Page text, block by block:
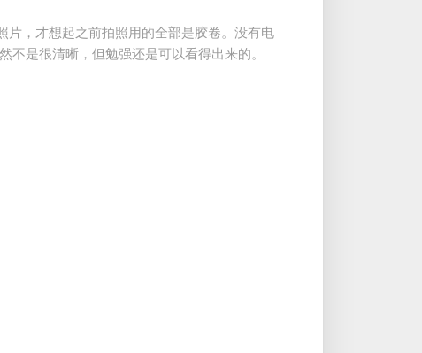
，才想起之前拍照用的全部是胶卷。没有电
是很清晰，但勉强还是可以看得出来的。